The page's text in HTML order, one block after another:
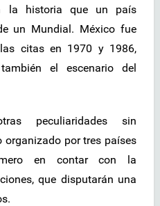
la historia que un país
un Mundial. México fue
citas en 1970 y 1986,
el escenario del
peculiaridades sin
organizado por tres países
en contar con la
que disputarán una